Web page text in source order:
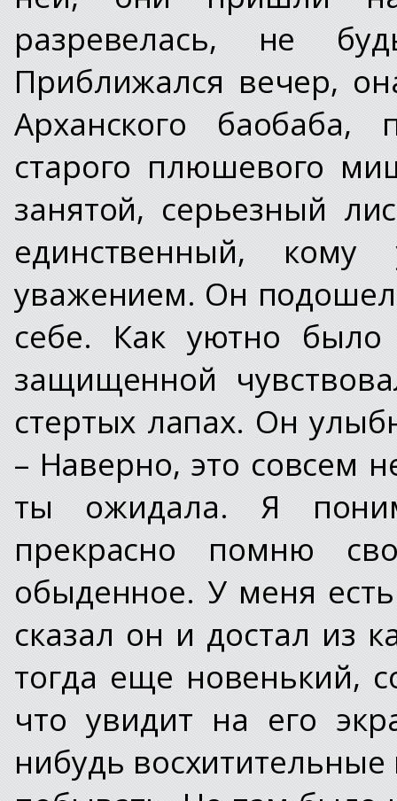
разревелась, не
Приближался вечер,
Арханского
старого плюшевого
занятой, серьезный
единственный,
уважением. Он
себе. Как уютно
защищенной
стертых лапах. Он
– Наверно, это совсем
ты ожидала. Я
прекрасно помню
обыденное. У меня
сказал он и достал из
тогда еще новенький,
что увидит на его
нибудь